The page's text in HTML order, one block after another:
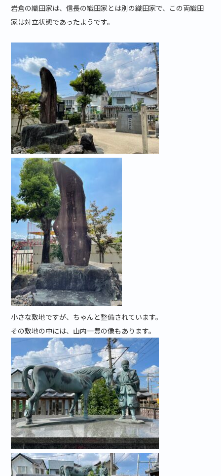
岩倉の織田家は、信長の織田家とは別の織田家で、この両織田
家は対立状態であったようです。
小さな敷地ですが、ちゃんと整備されています。
その敷地の中には、山内一豊の像もあります。